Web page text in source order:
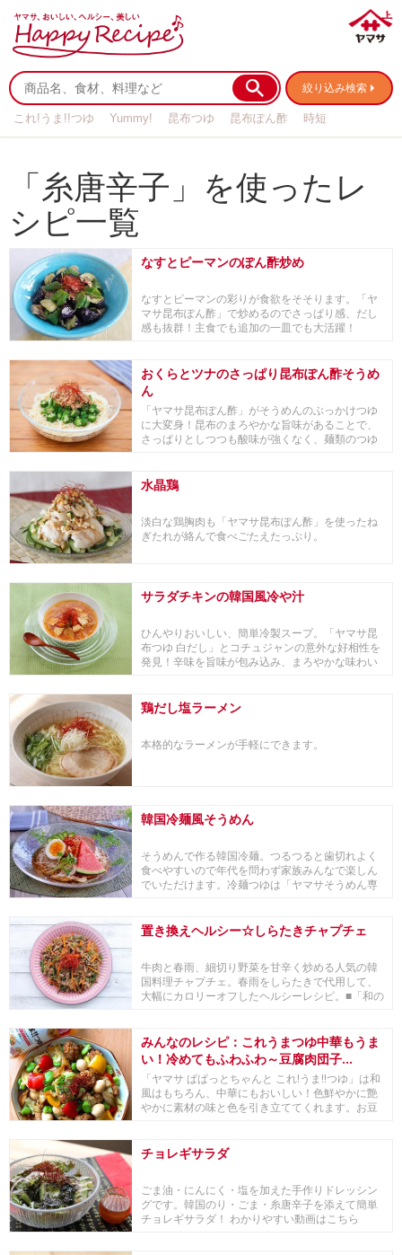
絞り込み検索
これ!うま!!つゆ Yummy! 昆布つゆ 昆布ぽん酢
時短
「糸唐辛子」を使ったレ
シピ一覧
なすとピーマンのぽん酢炒め
なすとピーマンの彩りが食欲をそそります。「ヤ
マサ昆布ぽん酢」で炒めるのでさっぱり感、だし
感も抜群！主食でも追加の一皿でも大活躍！
おくらとツナのさっぱり昆布ぽん酢そうめ
ん
「ヤマサ昆布ぽん酢」がそうめんのぶっかけつゆ
に大変身！昆布のまろやかな旨味があることで、
さっぱりとしつつも酸味が強くなく、麺類のつゆ
水晶鶏
淡白な鶏胸肉も「ヤマサ昆布ぽん酢」を使ったね
ぎたれが絡んで食べごたえたっぷり。
サラダチキンの韓国風冷や汁
ひんやりおいしい、簡単冷製スープ。「ヤマサ昆
布つゆ 白だし」とコチュジャンの意外な好相性を
発見！辛味を旨味が包み込み、まろやかな味わい
鶏だし塩ラーメン
本格的なラーメンが手軽にできます。
韓国冷麺風そうめん
そうめんで作る韓国冷麺。つるつると歯切れよく
食べやすいので年代を問わず家族みんなで楽しん
でいただけます。冷麺つゆは「ヤマサそうめん専
置き換えヘルシー☆しらたきチャプチェ
牛肉と春雨、細切り野菜を甘辛く炒める人気の韓
国料理チャプチェ。春雨をしらたきで代用して、
大幅にカロリーオフしたヘルシーレシピ。■「和の
みんなのレシピ：これうまつゆ中華もうま
い！冷めてもふわふわ～豆腐肉団子...
「ヤマサ ぱぱっとちゃんと これ!うま!!つゆ」は和
風はもちろん、中華にもおいしい！色鮮やかに艶
やかに素材の味と色を引き立ててくれます。お豆
チョレギサラダ
ごま油・にんにく・塩を加えた手作りドレッシン
グです。韓国のり・ごま・糸唐辛子を添えて簡単
チョレギサラダ！ わかりやすい動画はこちら